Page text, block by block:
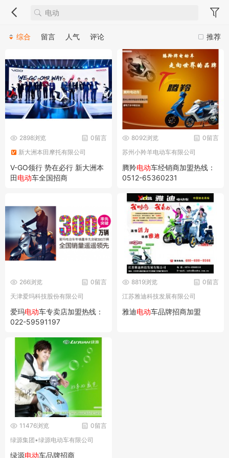
推荐
综合 留言 人气 评论
0留言
2898浏览
新大洲本田摩托有限公司
V-GO领行 势在必行 新大洲本
田电动车全国招商
0留言
8092浏览
苏州小羚羊电动车有限公司
腾羚电动车经销商加盟热线：
0512-65360231
0留言
266浏览
天津爱玛科技股份有限公司
爱玛电动车专卖店加盟热线：
022-59591197
0留言
8819浏览
江苏雅迪科技发展有限公司
雅迪电动车品牌招商加盟
0留言
11476浏览
绿源集团•绿源电动车有限公司
绿源电动车品牌招商